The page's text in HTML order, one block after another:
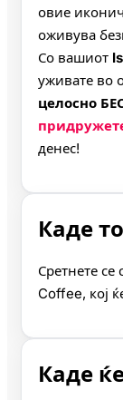
овие
оживува
Со вашиот
уживате во
целосно
денес!
Каде
Сретнете
Coffee, кој
Каде